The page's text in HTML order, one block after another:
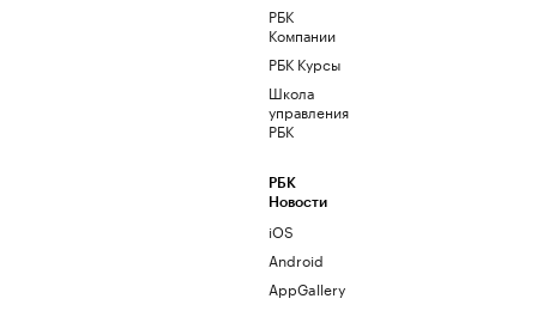
РБК
Компании
РБК Курсы
Школа
управления
РБК
РБК
Новости
iOS
Android
AppGallery